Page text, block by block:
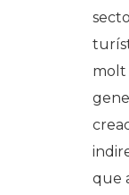
molt
que